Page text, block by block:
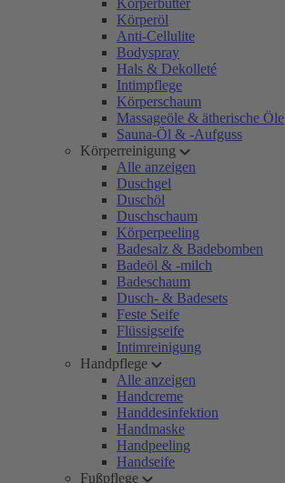
Körperbutter
Körperöl
Anti-Cellulite
Bodyspray
Hals & Dekolleté
Intimpflege
Körperschaum
Massageöle & ätherische Öle
Sauna-Öl & -Aufguss
Körperreinigung
Alle anzeigen
Duschgel
Duschöl
Duschschaum
Körperpeeling
Badesalz & Badebomben
Badeöl & -milch
Badeschaum
Dusch- & Badesets
Feste Seife
Flüssigseife
Intimreinigung
Handpflege
Alle anzeigen
Handcreme
Handdesinfektion
Handmaske
Handpeeling
Handseife
Fußpflege